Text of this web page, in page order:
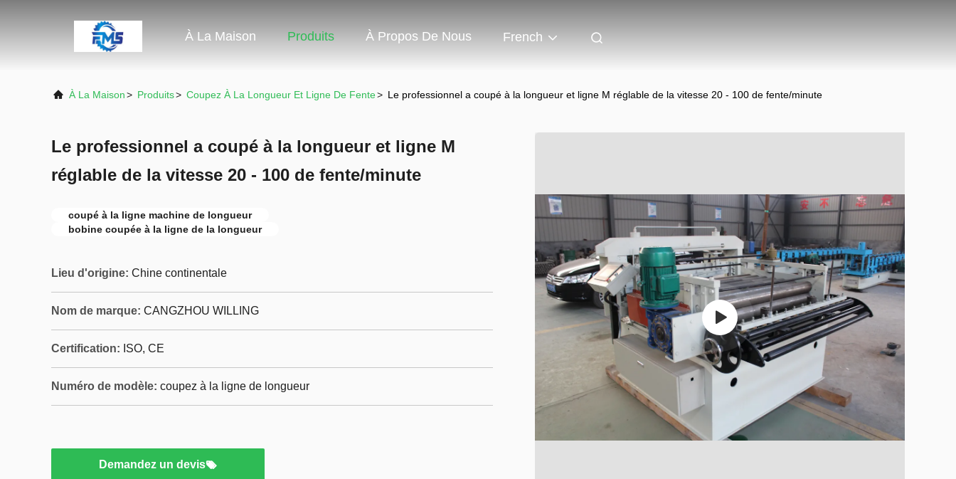
À La Maison Produits À Propos De Nous French
À La Maison> Produits> Coupez À La Longueur Et Ligne De Fente> Le professionnel a coupé à la longueur et ligne M réglable de la vitesse 20 - 100 de fente/minute
Le professionnel a coupé à la longueur et ligne M
réglable de la vitesse 20 - 100 de fente/minute
coupé à la ligne machine de longueur
bobine coupée à la ligne de la longueur
Lieu d'origine: Chine continentale
Nom de marque: CANGZHOU WILLING
Certification: ISO, CE
Numéro de modèle: coupez à la ligne de longueur
Demandez un devis